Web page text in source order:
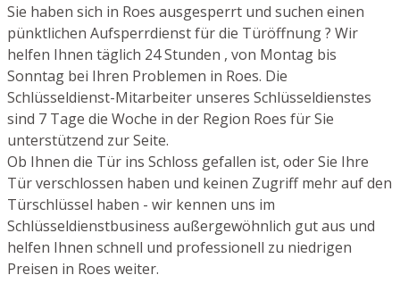
Sie haben sich in Roes ausgesperrt und suchen einen
pünktlichen Aufsperrdienst für die Türöffnung ? Wir
helfen Ihnen täglich 24 Stunden , von Montag bis
Sonntag bei Ihren Problemen in Roes. Die
Schlüsseldienst-Mitarbeiter unseres Schlüsseldienstes
sind 7 Tage die Woche in der Region Roes für Sie
unterstützend zur Seite.
Ob Ihnen die Tür ins Schloss gefallen ist, oder Sie Ihre
Tür verschlossen haben und keinen Zugriff mehr auf den
Türschlüssel haben - wir kennen uns im
Schlüsseldienstbusiness außergewöhnlich gut aus und
helfen Ihnen schnell und professionell zu niedrigen
Preisen in Roes weiter.